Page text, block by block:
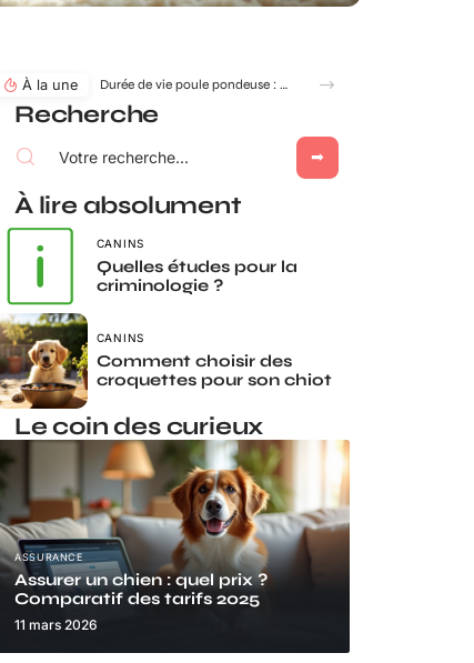
À la une Durée de vie poule pondeuse : âge idéal pour adopter ou renouveler ?
Recherche
À lire absolument
CANINS
Quelles études pour la
criminologie ?
CANINS
Comment choisir des
croquettes pour son chiot
Le coin des curieux
ASSURANCE
Assurer un chien : quel prix ?
Comparatif des tarifs 2025
11 mars 2026